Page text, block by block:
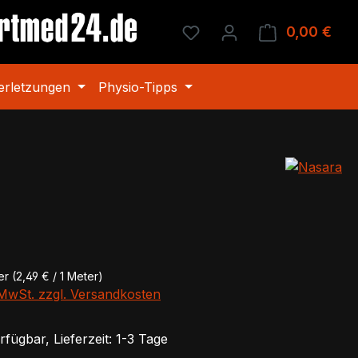
Du hast 0 Produkte auf
0,00 €
Physio-Tipps
(2,49 € / 1 Meter)
zzgl. Versandkosten
Lieferzeit: 1-3 Tage